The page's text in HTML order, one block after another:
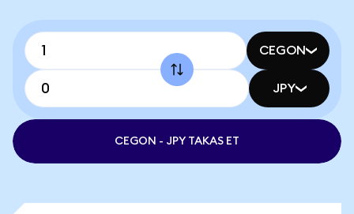
CEGON
JPY
CEGON - JPY TAKAS ET